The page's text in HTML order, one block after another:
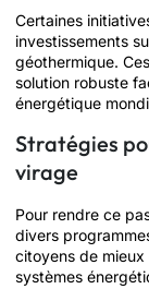
Certaines
investissements
géothermique.
solution robuste
énergétique
Stratégies
virage
Pour rendre ce
divers
citoyens de mieux
systèmes